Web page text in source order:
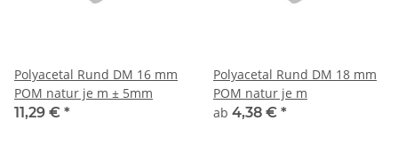
Polyacetal Rund DM 16 mm
POM natur je m ± 5mm
11,29 € *
Polyacetal Rund DM 18 mm
POM natur je m
ab 4,38 € *